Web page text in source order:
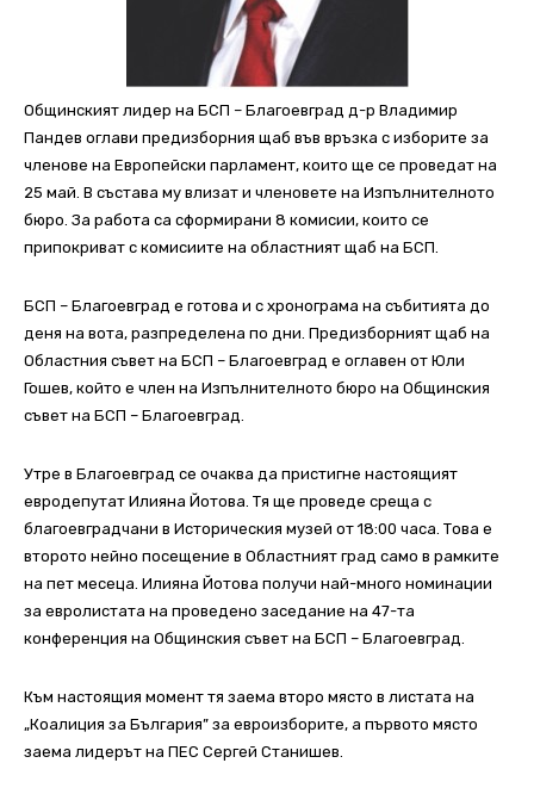
Общинският лидер на БСП – Благоевград д-р Владимир
Пандев оглави предизборния щаб във връзка с изборите за
членове на Европейски парламент, които ще се проведат на
25 май. В състава му влизат и членовете на Изпълнителното
бюро. За работа са сформирани 8 комисии, които се
припокриват с комисиите на областният щаб на БСП.
БСП – Благоевград е готова и с хронограма на събитията до
деня на вота, разпределена по дни. Предизборният щаб на
Областния съвет на БСП – Благоевград е оглавен от Юли
Гошев, който е член на Изпълнителното бюро на Общинския
съвет на БСП – Благоевград.
Утре в Благоевград се очаква да пристигне настоящият
евродепутат Илияна Йотова. Тя ще проведе среща с
благоевградчани в Историческия музей от 18:00 часа. Това е
второто нейно посещение в Областният град само в рамките
на пет месеца. Илияна Йотова получи най-много номинации
за евролистата на проведено заседание на 47-та
конференция на Общинския съвет на БСП – Благоевград.
Към настоящия момент тя заема второ място в листата на
„Коалиция за България” за евроизборите, а първото място
заема лидерът на ПЕС Сергей Станишев.